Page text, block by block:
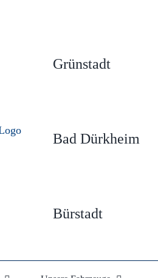
Grünstadt
Bad Dürkheim
Bürstadt